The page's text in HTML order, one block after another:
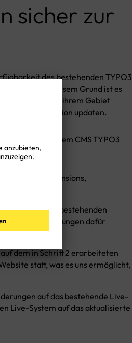
sicher zur
des bestehenden TYPO3
Aus diesem Grund ist es
auf ihrem Gebiet
TYPO3 Version updaten.
Erfahrung mit dem CMS TYPO3
Extensions,
zu-1 Kopie des bestehenden
und Lösungen dafür
dem in Schritt 2 erarbeiteten
statt, was es uns ermöglicht,
auf das bestehende Live-
Live-System auf das aktualisierte